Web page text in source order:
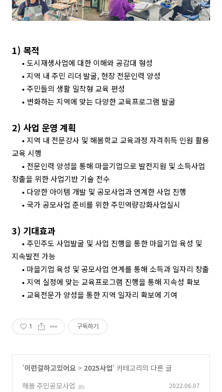
1) 목적
• 도시재생사업에 대한 이해와 공감대 형성
• 지역 내 주민 리더 발굴,현장 전문인력 양성
• 주민들의 생활 밀착형 교육 편성
• 변화하는 지역에 맞는 다양한 교육프로그램 발굴
2) 사업 운영 계획
• 지역 내 전문강사 및 해봄학교 교육과정 자격취득 인원 활용
교육 시행
• 전문인력 양성을 통해 마을기업으로 발전지원 및 소득사업
창출을 위한 사업기반 기술 전수
• 다양한 아이템 개발 및 공모사업과 연계한 사업 진행
• 국가 공모사업 준비를 위한 주민역량강화사업실시
3) 기대효과
• 주민주도 사업발굴 및 사업 진행을 통한 마을기업 육성 및
지속발전 가능
• 마을기업 육성 및 공모사업 연계를 통해 소득과 일자리 창출
• 지역 실정에 맞는 교육프로그램 진행을 통해 지속성 확보
• 교육전문가 양성을 통한 지역 일자리 확보에 기여
1 구독하기
'이런걸하고있어요 > 2025사업' 카테고리의 다른 글
해봄 주민공모사업
(0) 2022.06.07